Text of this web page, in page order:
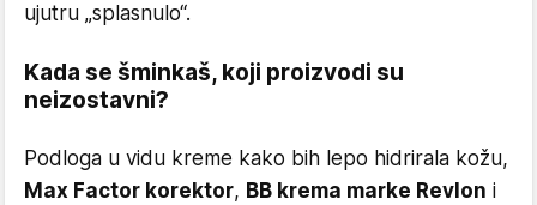
ujutru „splasnulo“.
Kada se šminkaš, koji proizvodi su
neizostavni?
Podloga u vidu kreme kako bih lepo hidrirala kožu,
Max Factor korektor, BB krema marke Revlon i